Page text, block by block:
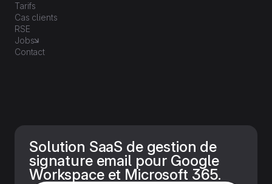
Tarifs
Cas clients
RSE
Jobs
Contact
Solution SaaS de gestion de
signature email pour Google
Workspace et Microsoft 365.